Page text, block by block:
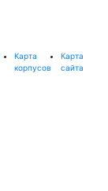
Карта
корпусов
Карта
сайта